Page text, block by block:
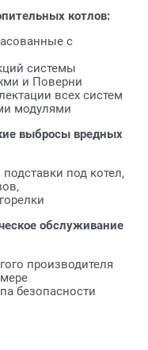
котлов:
с
системы
и Поверни
всех систем
модулями
выбросы вредных
под котел,
обслуживание
производителя
безопасности